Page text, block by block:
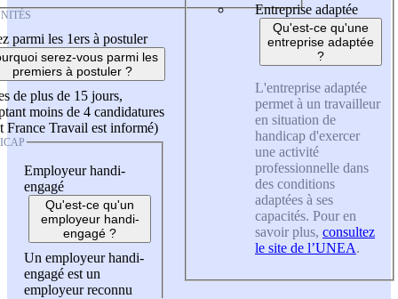
parmi les 1ers à postuler
serez-vous parmi les
premiers à postuler ?
de plus de 15 jours,
moins de 4 candidatures
France Travail est informé)
Employeur handi-
engagé
Qu'est-ce qu'un
employeur handi-
engagé ?
Un employeur handi-
engagé est un
employeur reconnu
Entreprise adaptée
Qu'est-ce qu'une
entreprise adaptée
?
L'entreprise adaptée
permet à un travailleur
en situation de
handicap d'exercer
une activité
professionnelle dans
des conditions
adaptées à ses
capacités. Pour en
savoir plus, consultez
le site de l’UNEA.